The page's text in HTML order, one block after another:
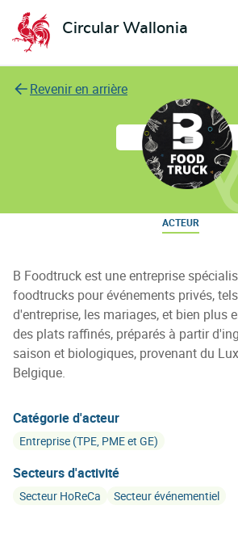
Circular Wallonia
L'économie circulaire
Revenir en arrière
L&L impact
ACTEUR
B Foodtruck est une entreprise
foodtrucks pour événements privés,
d'entreprise, les mariages, et bien plus
des plats raffinés, préparés à partir
saison et biologiques, provenant du
Belgique.
Catégorie d'acteur
Entreprise (TPE, PME et GE)
Secteurs d'activité
Secteur HoReCa Secteur événementiel